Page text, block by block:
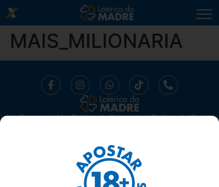
MAIS_MILIONARIA
Início⁠Termos de UsoPolítica de PrivacidadePolítica de Cookies
AV. MADRE LEONIA MILITO, 1175, SALA 06 SUBSOLO - BELA
SUIÇA, LONDRINA/ PARANÁ - 86050-270
TELEFONE: 43 3337-1117